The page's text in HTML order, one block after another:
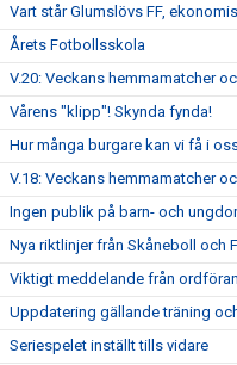
Vart står Glumslövs FF,
Årets Fotbollsskola
V.20: Veckans hemmamatcher
Vårens "klipp"! Skynda fynda!
Hur många burgare kan vi få i
V.18: Veckans hemmamatcher
Ingen publik på barn- och
Nya riktlinjer från Skåneboll och
Viktigt meddelande från
Uppdatering gällande träning
Seriespelet inställt tills vidare